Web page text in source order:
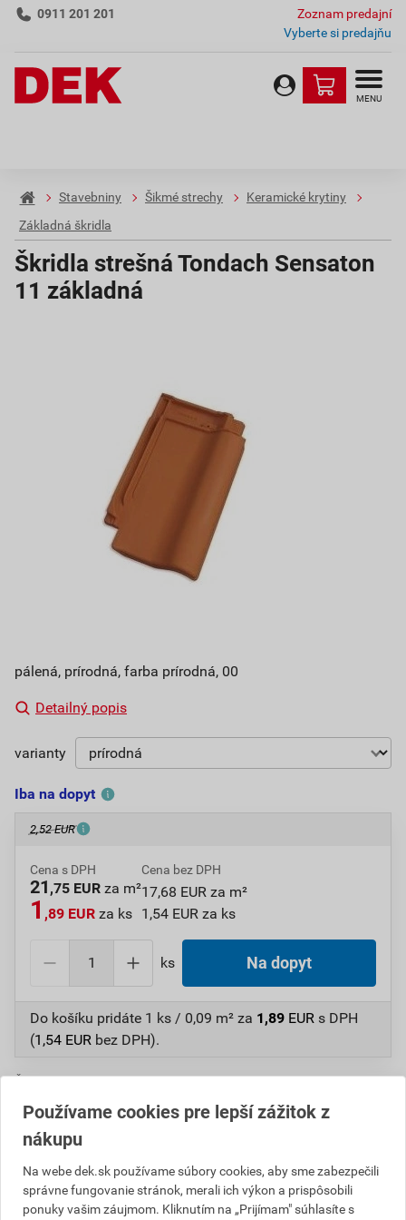
0911 201 201
Zoznam predajní
Vyberte si predajňu
MENU
Stavebniny Šikmé strechy
Keramické krytiny
Základná škridla
Škridla strešná Tondach Sensaton
11 základná
pálená, prírodná, farba prírodná, 00
Detailný popis
varianty
Iba na dopyt
2,52 EUR
Cena s DPH
21 ,75 EUR za m²
1 ,89 EUR za ks
Cena bez DPH
17,68 EUR za m²
1,54 EUR za ks
ks Na dopyt
Do košíku pridáte 1 ks / 0,09 m² za 1,89 EUR s DPH
(1,54 EUR bez DPH).
Číslo položky:1230553000
Katalógový kód: J7GSA
Popis
Používame cookies pre lepší zážitok z
nákupu
Na webe dek.sk používame súbory cookies, aby sme zabezpečili
správne fungovanie stránok, merali ich výkon a prispôsobili
ponuky vašim záujmom. Kliknutím na „Prijímam" súhlasíte s